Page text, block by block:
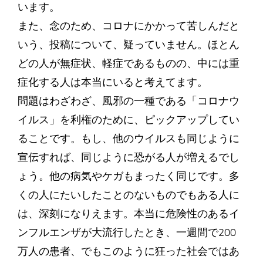
います。
また、念のため、コロナにかかって苦しんだと
いう、投稿について、疑っていません。ほとん
どの人が無症状、軽症であるものの、中には重
症化する人は本当にいると考えてます。
問題はわざわざ、風邪の一種である「コロナウ
イルス」を利権のために、ピックアップしてい
ることです。もし、他のウイルスも同じように
宣伝すれば、同じように恐がる人が増えるでし
ょう。他の病気やケガもまったく同じです。多
くの人にたいしたことのないものでもある人に
は、深刻になりえます。本当に危険性のあるイ
ンフルエンザが大流行したとき、一週間で200
万人の患者、でもこのように狂った社会ではあ